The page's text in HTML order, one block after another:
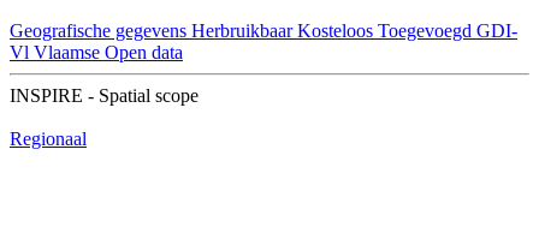
Geografische gegevens Herbruikbaar Kosteloos Toegevoegd GDI-
Vl Vlaamse Open data
INSPIRE - Spatial scope
Regionaal